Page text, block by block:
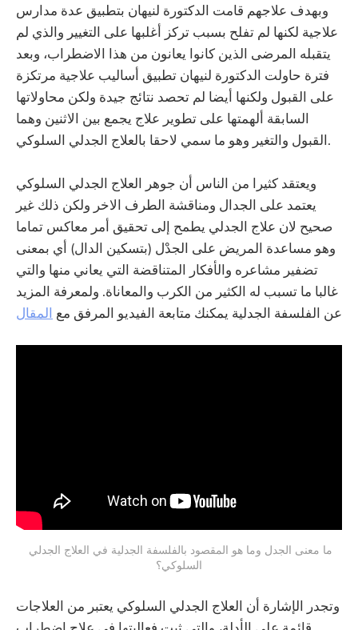
وبهدف علاجهم قامت الدكتورة لنيهان بتطبيق عدة مدارس
علاجية لكنها لم تفلح بسبب تركز أغلبها على التغيير والذي لم
يتقبله المرضى الذين كانوا يعانون من هذا الاضطراب، وبعد
فترة حاولت الدكتورة لنيهان تطبيق أساليب علاجية مرتكزة
على القبول ولكنها أيضا لم تحصد نتائج جيدة ولكن محاولاتها
السابقة ألهمتها على تطوير علاج يجمع بين الاثنين وهما
القبول والتغير وهو ما سمي لاحقا بالعلاج الجدلي السلوكي.
ويعتقد كثيرا من الناس أن جوهر العلاج الجدلي السلوكي
يعتمد على الجدال ومناقشة الطرف الاخر ولكن ذلك غير
صحيح لان علاج الجدلي يطمح إلى تحقيق أمر معاكس تماما
وهو مساعدة المريض على الجدْل (بتسكين الدال) أي بمعنى
تضفير مشاعره والأفكار المتناقضة التي يعاني منها والتي
غالبا ما تسبب له الكثير من الكرب والمعاناة. ولمعرفة المزيد
عن الفلسفة الجدلية يمكنك متابعة الفيديو المرفق مع المقال
السلوكي؟
وتجدر الإشارة أن العلاج الجدلي السلوكي يعتبر من العلاجات